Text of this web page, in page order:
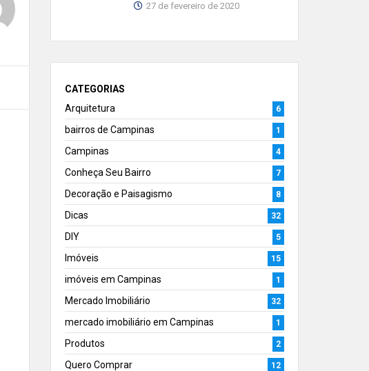
27 de fevereiro de 2020
CATEGORIAS
Arquitetura
6
bairros de Campinas 1
Campinas 4
Conheça Seu Bairro 7
Decoração e Paisagismo 8
Dicas 32
DIY 5
Imóveis 15
imóveis em Campinas 1
Mercado Imobiliário 32
mercado imobiliário em Campinas 1
Produtos 2
Quero Comprar 12